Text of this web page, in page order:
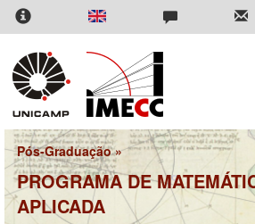
Pular
para
conteúdo
principal
Pós-Graduação»
PROGRAMA DE
APLICADA